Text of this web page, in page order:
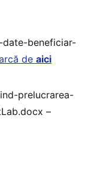
date-beneficiar-
de aici
prelucrarea-
–